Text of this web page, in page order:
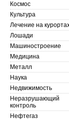
Космос
Культура
Лечение на
Лошади
Машиностроение
Медицина
Металл
Наука
Недвижимость
Неразрушающий
контроль
Нефтегаз